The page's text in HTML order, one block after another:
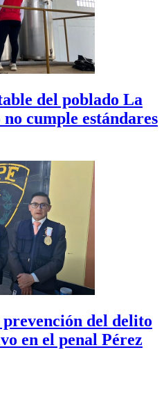
del poblado La
cumple estándares
del delito
en el penal Pérez